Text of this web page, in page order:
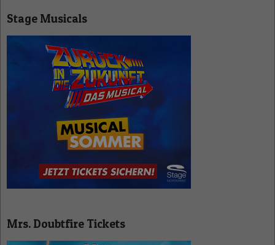
Stage Musicals
Mrs. Doubtfire Tickets